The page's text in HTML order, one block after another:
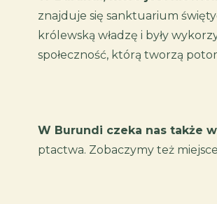
znajduje się sanktuarium
królewską władzę i były
społeczność, którą tworzą
W Burundi czeka nas także
ptactwa. Zobaczymy też